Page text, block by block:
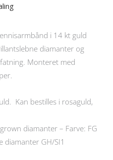
i 14 kt guld
diamanter og
Monteret med
Kan bestilles i rosaguld,
diamanter – Farve: FG
diamanter GH/SI1